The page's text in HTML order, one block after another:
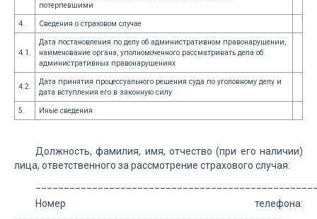
потерпевшими
4.
Сведения о страховом случае
4.1.
Дата постановления по делу об административном правонарушении,
наименование органа, уполномоченного рассматривать дела об
административных правонарушениях
4.2.
Дата принятия процессуального решения суда по уголовному делу и
дата вступления его в законную силу
5.
Иные сведения
Должность, фамилия, имя, отчество (при его наличии)
лица, ответственного за рассмотрение страхового случая:
Номер телефона: